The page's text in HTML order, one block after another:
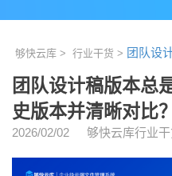
够快云库 > 行业干货 > 团队设
团队设计稿版本总
史版本并清晰对比？
2026/02/02 够快云库行业干